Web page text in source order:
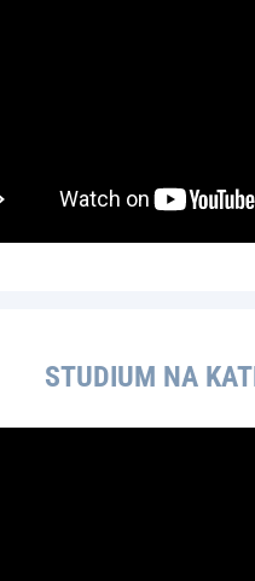
STUDIUM NA